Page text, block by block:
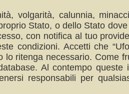
volgarità, calunnia,
Stato, o dello Stato
con notifica al tuo
condizioni. Accetti che
ritenga necessario. Come
Al contempo
responsabili per